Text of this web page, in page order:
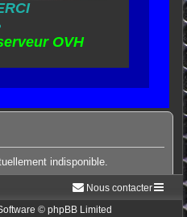
OVH
indisponible.
Nous contacter
© phpBB Limited